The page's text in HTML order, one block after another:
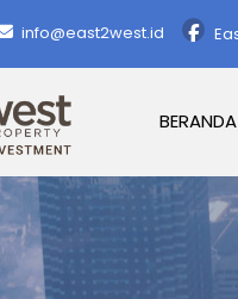
info@east2west.id
BERANDA